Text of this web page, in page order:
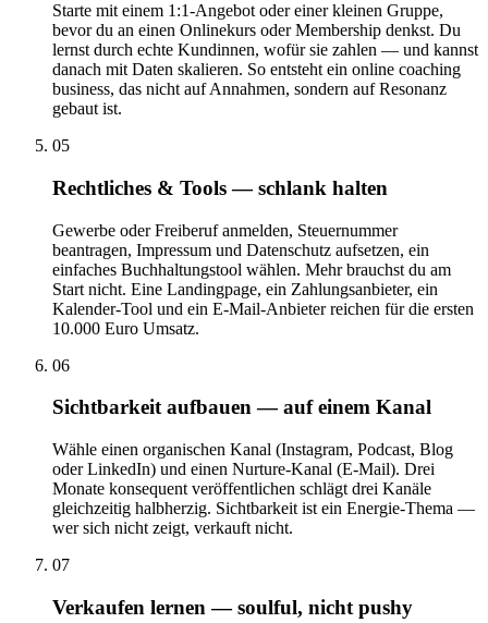
Starte mit einem 1:1-Angebot oder einer kleinen Gruppe,
bevor du an einen Onlinekurs oder Membership denkst. Du
lernst durch echte Kundinnen, wofür sie zahlen — und kannst
danach mit Daten skalieren. So entsteht ein online coaching
business, das nicht auf Annahmen, sondern auf Resonanz
gebaut ist.
05
Rechtliches & Tools — schlank halten
Gewerbe oder Freiberuf anmelden, Steuernummer
beantragen, Impressum und Datenschutz aufsetzen, ein
einfaches Buchhaltungstool wählen. Mehr brauchst du am
Start nicht. Eine Landingpage, ein Zahlungsanbieter, ein
Kalender-Tool und ein E-Mail-Anbieter reichen für die ersten
10.000 Euro Umsatz.
06
Sichtbarkeit aufbauen — auf einem Kanal
Wähle einen organischen Kanal (Instagram, Podcast, Blog
oder LinkedIn) und einen Nurture-Kanal (E-Mail). Drei
Monate konsequent veröffentlichen schlägt drei Kanäle
gleichzeitig halbherzig. Sichtbarkeit ist ein Energie-Thema —
wer sich nicht zeigt, verkauft nicht.
07
Verkaufen lernen — soulful, nicht pushy